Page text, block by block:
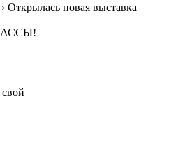
› Открылась новая выставка